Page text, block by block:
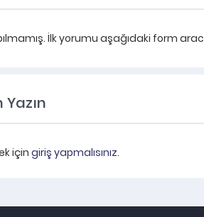
İlk yorumu aşağıdaki form
Yazın
için giriş yapmalısınız.